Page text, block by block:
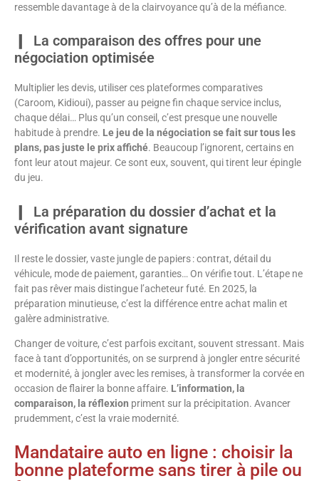
ressemble davantage à de la clairvoyance qu’à de la méfiance.
La comparaison des offres pour une
négociation optimisée
Multiplier les devis, utiliser ces plateformes comparatives
(Caroom, Kidioui), passer au peigne fin chaque service inclus,
chaque délai… Plus qu’un conseil, c’est presque une nouvelle
habitude à prendre. Le jeu de la négociation se fait sur tous les
plans, pas juste le prix affiché. Beaucoup l’ignorent, certains en
font leur atout majeur. Ce sont eux, souvent, qui tirent leur épingle
du jeu.
La préparation du dossier d’achat et la
vérification avant signature
Il reste le dossier, vaste jungle de papiers : contrat, détail du
véhicule, mode de paiement, garanties… On vérifie tout. L’étape ne
fait pas rêver mais distingue l’acheteur futé. En 2025, la
préparation minutieuse, c’est la différence entre achat malin et
galère administrative.
Changer de voiture, c’est parfois excitant, souvent stressant. Mais
face à tant d’opportunités, on se surprend à jongler entre sécurité
et modernité, à jongler avec les remises, à transformer la corvée en
occasion de flairer la bonne affaire. L’information, la
comparaison, la réflexion priment sur la précipitation. Avancer
prudemment, c’est la vraie modernité.
Mandataire auto en ligne : choisir la
bonne plateforme sans tirer à pile ou